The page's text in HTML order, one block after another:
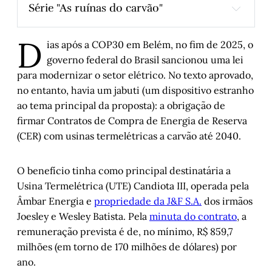
Série "As ruínas do carvão"
As ruínas do carvão
Lobby e “jabuti” garantem contrato de R$
859,7 milhões por ano para Candiota III
multas, Candiota III busca nova licença
Com duas térmicas a carvão, pequena
Candiota está no topo do ranking de
emissões
Governo do RS quer transição energética,
mas sua estatal planeja ampliar mina de
D ias após a COP30 em Belém, no fim de 2025, o
governo federal do Brasil sancionou uma lei
para modernizar o setor elétrico. No texto aprovado,
no entanto, havia um jabuti (um dispositivo estranho
ao tema principal da proposta): a obrigação de
firmar Contratos de Compra de Energia de Reserva
(CER) com usinas termelétricas a carvão até 2040.
O benefício tinha como principal destinatária a
Usina Termelétrica (UTE) Candiota III, operada pela
Âmbar Energia e propriedade da J&F S.A. dos irmãos
Joesley e Wesley Batista. Pela minuta do contrato, a
remuneração prevista é de, no mínimo, R$ 859,7
milhões (em torno de 170 milhões de dólares) por
ano.